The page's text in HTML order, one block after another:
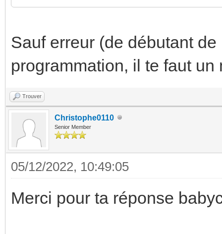
Sauf erreur (de débutant
programmation, il te faut
Trouver
Christophe0110
Senior Member
05/12/2022, 10:49:05
Merci pour ta réponse